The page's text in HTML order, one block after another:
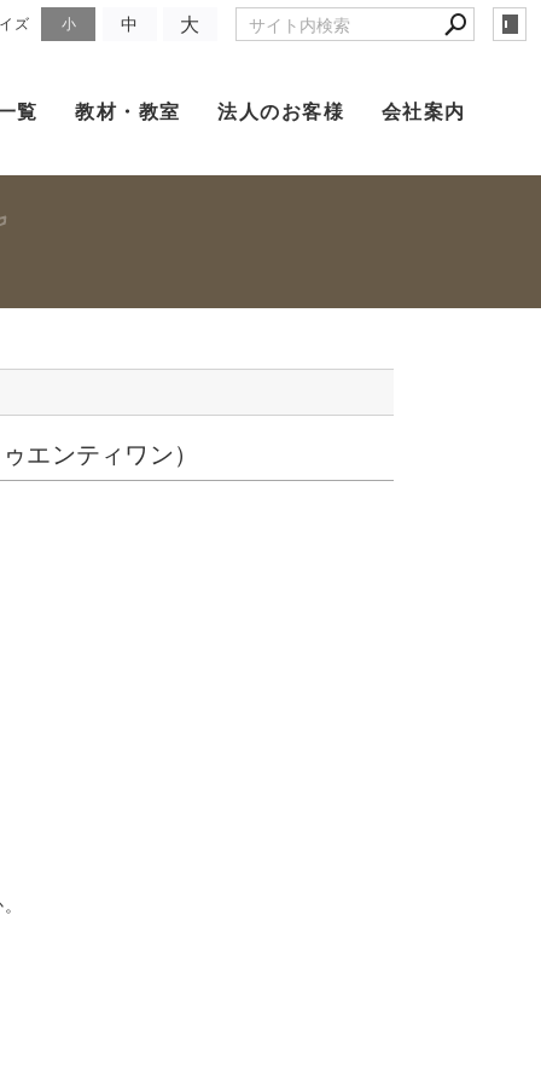
ズ 小 中 大
覧 教材・教室 法人のお客様 会社案内
エンティワン）